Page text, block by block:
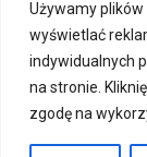
Używamy
wyświetlać
indywidualnych
na stronie.
zgodę na